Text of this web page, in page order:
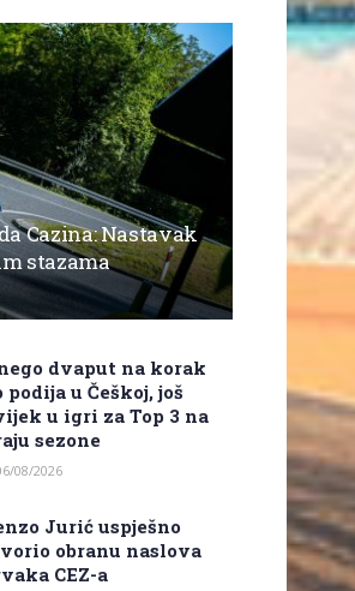
Cazina: Nastavak
stazama
dvaput na korak
podija u Češkoj, još
u igri za Top 3 na
sezone
08/2026
Jurić uspješno
obranu naslova
CEZ-a